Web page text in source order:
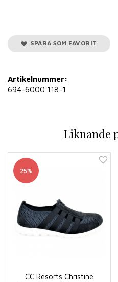
SPARA SOM FAVORIT
Artikelnummer:
694-6000 118-1
Liknande
25%
CC Resorts Christine